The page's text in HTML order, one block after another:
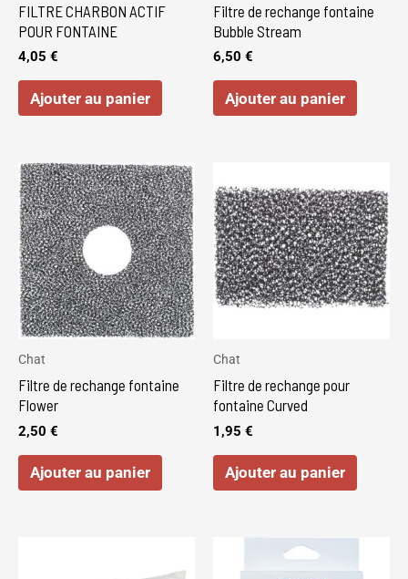
FILTRE CHARBON ACTIF
POUR FONTAINE
4,05 €
Ajouter au panier
Filtre de rechange fontaine
Bubble Stream
6,50 €
Ajouter au panier
Chat
Filtre de rechange fontaine
Flower
2,50 €
Ajouter au panier
Chat
Filtre de rechange pour
fontaine Curved
1,95 €
Ajouter au panier